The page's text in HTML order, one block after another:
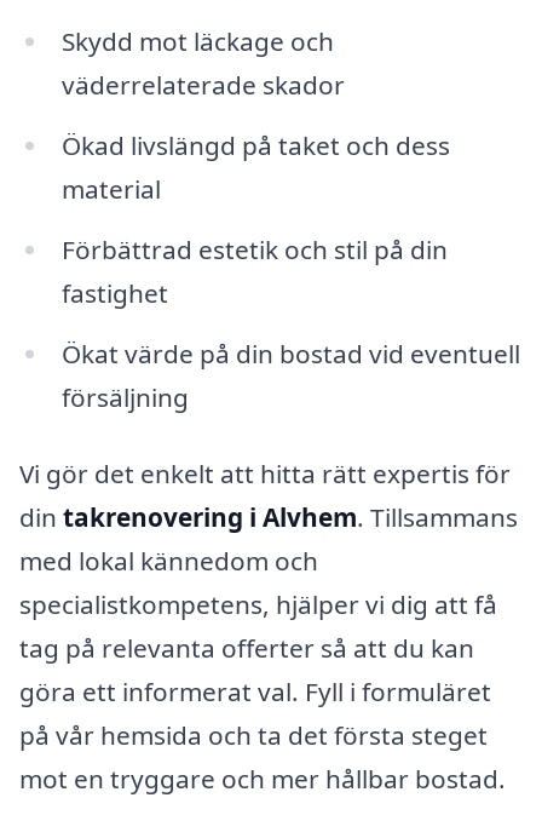
Skydd mot läckage och
väderrelaterade skador
Ökad livslängd på taket och dess
material
Förbättrad estetik och stil på din
fastighet
Ökat värde på din bostad vid eventuell
försäljning
Vi gör det enkelt att hitta rätt expertis för
din takrenovering i Alvhem. Tillsammans
med lokal kännedom och
specialistkompetens, hjälper vi dig att få
tag på relevanta offerter så att du kan
göra ett informerat val. Fyll i formuläret
på vår hemsida och ta det första steget
mot en tryggare och mer hållbar bostad.